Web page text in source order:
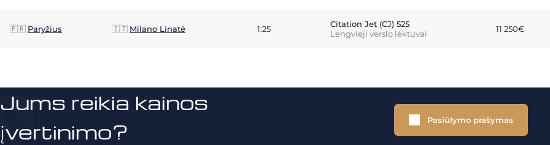
🇫🇷 Paryžius 🇮🇹 Milano Linatė 1:25
Citation Jet (CJ) 525
Lengvieji verslo lėktuvai
11 250€
Jums reikia kainos
įvertinimo?
Pasiūlymo prašymas